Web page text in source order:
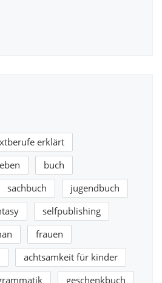
erklärt
buch
sachbuch
jugendbuch
selfpublishing
frauen
achtsamkeit für kinder
geschenkbuch